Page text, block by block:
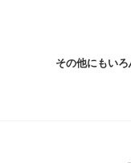
その他にもい